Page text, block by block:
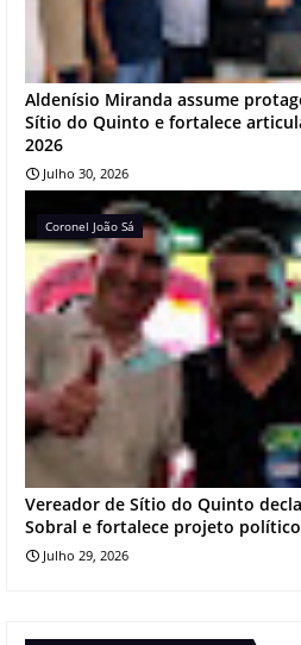
Aldenísio Miranda assume
Sítio do Quinto e fortalece
2026
Julho 30, 2026
Coronel João Sá
Vereador de Sítio do Quinto
Sobral e fortalece projeto
Julho 29, 2026